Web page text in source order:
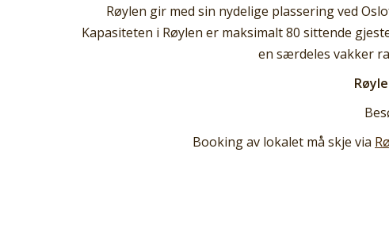
Røylen gir med sin nydelige plassering ved
Kapasiteten i Røylen er maksimalt 80 sittende
en særdeles vakker
Booking av lokalet må skje via